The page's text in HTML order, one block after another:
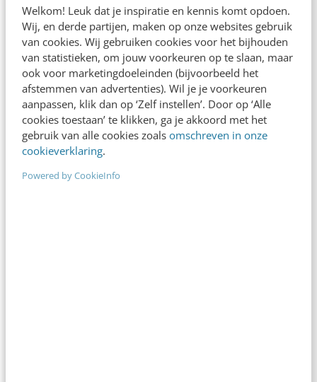
Welkom! Leuk dat je inspiratie en kennis komt opdoen.
Wij, en derde partijen, maken op onze websites gebruik
van cookies. Wij gebruiken cookies voor het bijhouden
van statistieken, om jouw voorkeuren op te slaan, maar
ook voor marketingdoeleinden (bijvoorbeeld het
afstemmen van advertenties). Wil je je voorkeuren
aanpassen, klik dan op ‘Zelf instellen’. Door op ‘Alle
cookies toestaan’ te klikken, ga je akkoord met het
gebruik van alle cookies zoals omschreven in onze
cookieverklaring.
Powered by CookieInfo
MARKETING
Display advertising: dit zijn de trends voor